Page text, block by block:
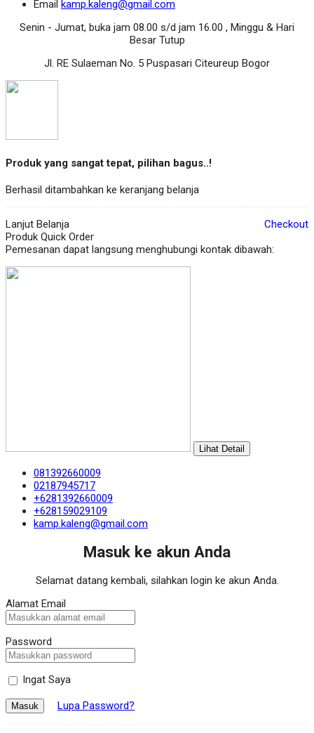
Email kamp.kaleng@gmail.com
Senin - Jumat, buka jam 08.00 s/d jam 16.00 , Minggu & Hari
Besar Tutup
Jl. RE Sulaeman No. 5 Puspasari Citeureup Bogor
Produk yang sangat tepat, pilihan bagus..!
Berhasil ditambahkan ke keranjang belanja
Lanjut Belanja
Checkout
Produk Quick Order
Pemesanan dapat langsung menghubungi kontak dibawah:
Lihat Detail
081392660009
02187945717
+6281392660009
+628159029109
kamp.kaleng@gmail.com
Masuk ke akun Anda
Selamat datang kembali, silahkan login ke akun Anda.
Alamat Email
Password
Ingat Saya
Masuk Lupa Password?